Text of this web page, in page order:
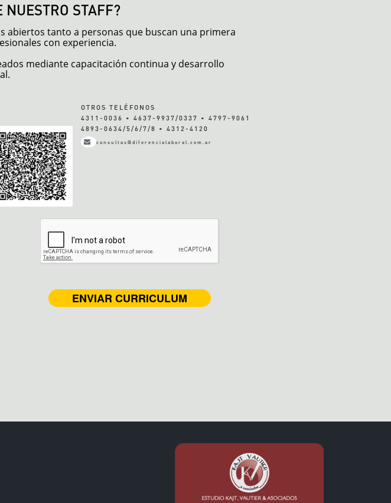
NUESTRO STAFF?
abiertos tanto a personas que buscan una primera
con experiencia.
mediante capacitación continua y desarrollo
OTROS TELÉFONOS
4311-0036 • 4637-9937/0337 • 4797-9061
4893-0634/5/6/7/8 • 4312-4120
consultas@diferencialaboral.com.ar